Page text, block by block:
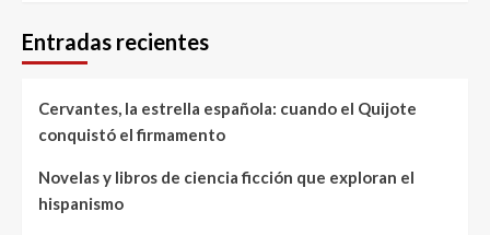
Entradas recientes
Cervantes, la estrella española: cuando el Quijote
conquistó el firmamento
Novelas y libros de ciencia ficción que exploran el
hispanismo